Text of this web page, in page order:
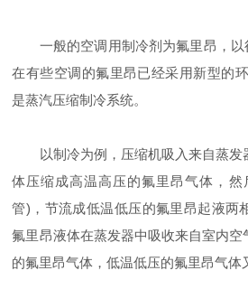
一般的空调用制冷剂为氟里昂，以
在有些空调的氟里昂已经采用新型的
是蒸汽压缩制冷系统。
以制冷为例，压缩机吸入来自蒸发
体压缩成高温高压的氟里昂气体，
管)，节流成低温低压的氟里昂起液两
氟里昂液体在蒸发器中吸收来自室内
的氟里昂气体，低温低压的氟里昂气体